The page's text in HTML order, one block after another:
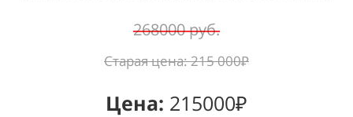
268000 руб.
Старая цена:215 000₽
Цена: 215000₽